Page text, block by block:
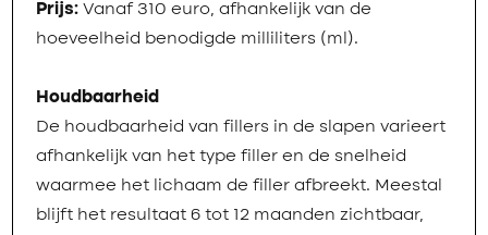
Prijs:Vanaf 310 euro, afhankelijk van de
hoeveelheid benodigde milliliters (ml).
Houdbaarheid
De houdbaarheid van fillers in de slapen varieert
afhankelijk van het type filler en de snelheid
waarmee het lichaam de filler afbreekt. Meestal
blijft het resultaat 6 tot 12 maanden zichtbaar,